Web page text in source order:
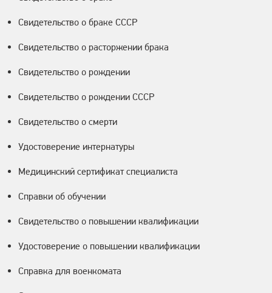
Свидетельство о браке СССР
Свидетельство о расторжении брака
Свидетельство о рождении
Свидетельство о рождении СССР
Свидетельство о смерти
Удостоверение интернатуры
Медицинский сертификат специалиста
Справки об обучении
Свидетельство о повышении квалификации
Удостоверение о повышении квалификации
Справка для военкомата